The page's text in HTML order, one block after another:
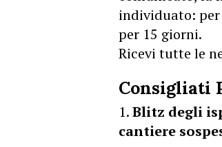
individuato: per
per 15 giorni.
Ricevi tutte le
Consigliati
Blitz degli
cantiere